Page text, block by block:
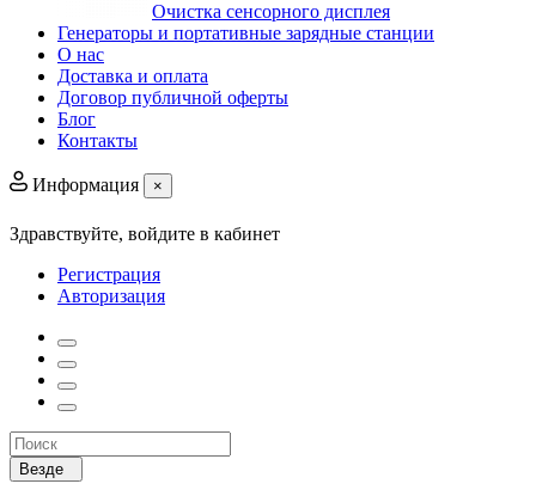
Очистка сенсорного дисплея
Генераторы и портативные зарядные станции
О нас
Доставка и оплата
Договор публичной оферты
Блог
Контакты
Информация ×
Здравствуйте, войдите в кабинет
Регистрация
Авторизация
Везде